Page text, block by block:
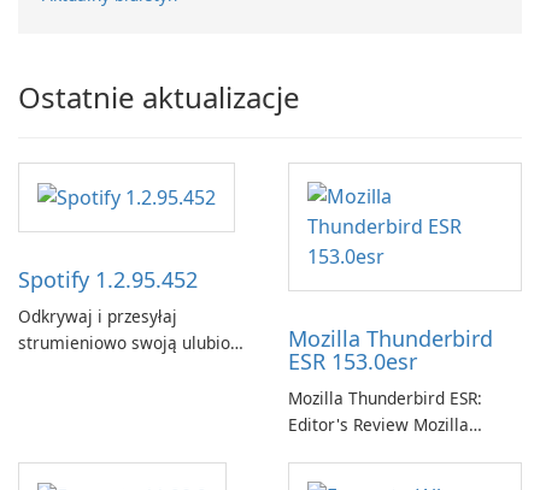
Ostatnie aktualizacje
Spotify 1.2.95.452
Odkrywaj i przesyłaj
strumieniowo swoją ulubioną
Mozilla Thunderbird
ESR 153.0esr
Mozilla Thunderbird ESR:
Editor's Review Mozilla
Support Release) is the long-